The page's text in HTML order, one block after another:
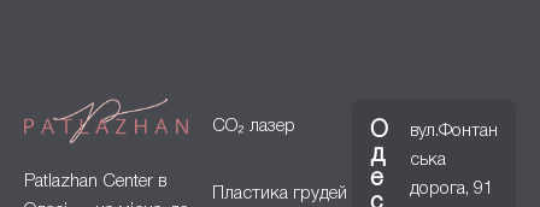
Patlazhan Center в
CO₂ лазер
Пластика грудей
О
д
е
вул.Фонтан
ська
дорога, 91